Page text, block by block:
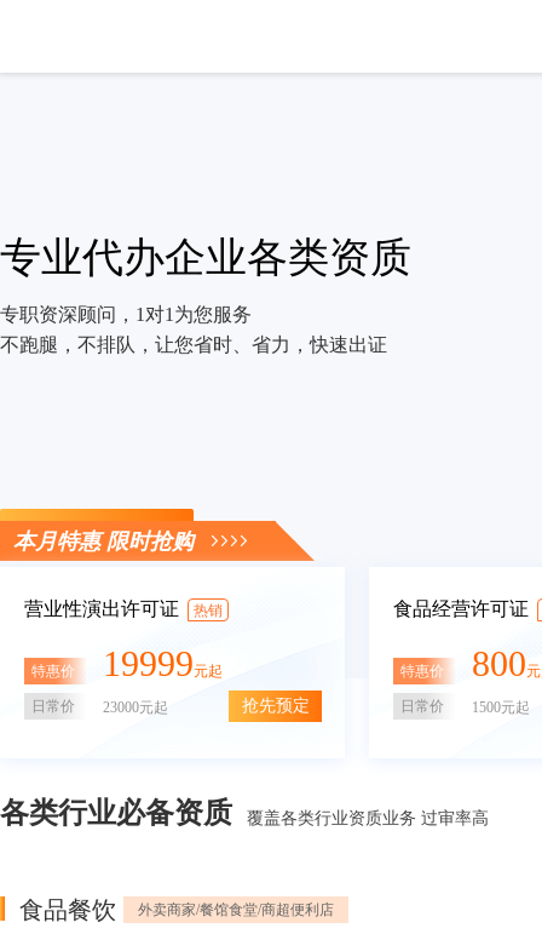
专业代办企业各类资质
专职资深顾问，1对1为您服务
不跑腿，不排队，让您省时、省力，快速出证
立即咨询
本月特惠 限时抢购
营业性演出许可证 热销
特惠价 19999元起
日常价 23000元起 抢先预定
食品经营许可证
特惠价 800
日常价 1500元起
各类行业必备资质 覆盖各类行业资质业务 过审率高
食品餐饮 外卖商家/餐馆食堂/商超便利店